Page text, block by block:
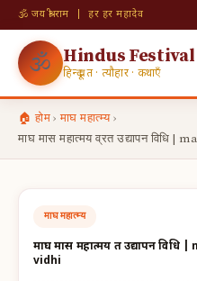
🕉 जय श्री राम | हर हर महादेव
🕉 Hindus Festival
हिन्दू व्रत · त्यौहार · कथाएँ
🏠 होम› माघ महात्म्य ›
माघ मास महात्मय व्रत उद्यापन
माघ महात्म्य
माघ मास महात्मय व्रत उद्यापन
vidhi